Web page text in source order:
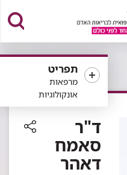
תפריט
מרפאות
אונקולוגיות
ד"ר
סאמח
דאהר